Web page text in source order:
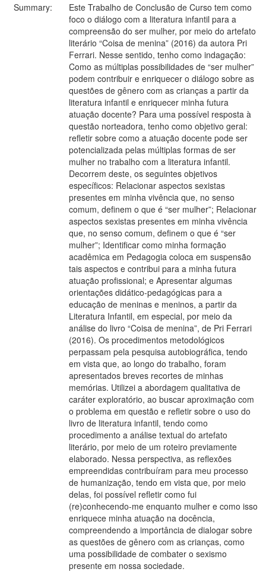
Summary:
Este Trabalho de Conclusão de Curso tem como
foco o diálogo com a literatura infantil para a
compreensão do ser mulher, por meio do artefato
literário “Coisa de menina” (2016) da autora Pri
Ferrari. Nesse sentido, tenho como indagação:
Como as múltiplas possibilidades de “ser mulher”
podem contribuir e enriquecer o diálogo sobre as
questões de gênero com as crianças a partir da
literatura infantil e enriquecer minha futura
atuação docente? Para uma possível resposta à
questão norteadora, tenho como objetivo geral:
refletir sobre como a atuação docente pode ser
potencializada pelas múltiplas formas de ser
mulher no trabalho com a literatura infantil.
Decorrem deste, os seguintes objetivos
específicos: Relacionar aspectos sexistas
presentes em minha vivência que, no senso
comum, definem o que é “ser mulher”; Relacionar
aspectos sexistas presentes em minha vivência
que, no senso comum, definem o que é “ser
mulher”; Identificar como minha formação
acadêmica em Pedagogia coloca em suspensão
tais aspectos e contribui para a minha futura
atuação profissional; e Apresentar algumas
orientações didático-pedagógicas para a
educação de meninas e meninos, a partir da
Literatura Infantil, em especial, por meio da
análise do livro “Coisa de menina”, de Pri Ferrari
(2016). Os procedimentos metodológicos
perpassam pela pesquisa autobiográfica, tendo
em vista que, ao longo do trabalho, foram
apresentados breves recortes de minhas
memórias. Utilizei a abordagem qualitativa de
caráter exploratório, ao buscar aproximação com
o problema em questão e refletir sobre o uso do
livro de literatura infantil, tendo como
procedimento a análise textual do artefato
literário, por meio de um roteiro previamente
elaborado. Nessa perspectiva, as reflexões
empreendidas contribuíram para meu processo
de humanização, tendo em vista que, por meio
delas, foi possível refletir como fui
(re)conhecendo-me enquanto mulher e como isso
enriquece minha atuação na docência,
compreendendo a importância de dialogar sobre
as questões de gênero com as crianças, como
uma possibilidade de combater o sexismo
presente em nossa sociedade.